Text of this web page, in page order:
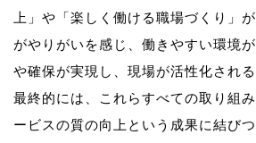
上」や「楽しく働ける職場づくり」
がやりがいを感じ、働きやすい環境
や確保が実現し、現場が活性化され
最終的には、これらすべての取り組
ービスの質の向上という成果に結び